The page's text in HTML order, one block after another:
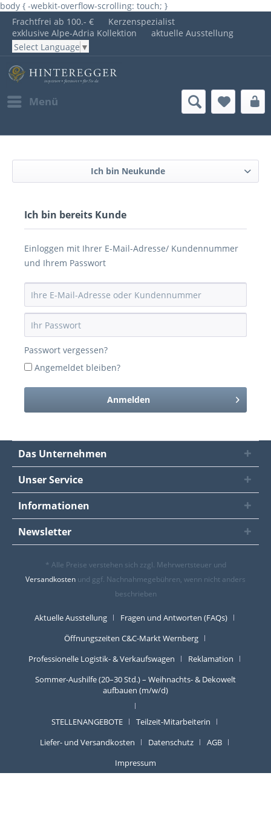
body { -webkit-overflow-scrolling: touch; }
Frachtfrei ab 100.- €
Kerzenspezialist
exklusive Alpe-Adria Kollektion
aktuelle Ausstellung
Select Language ▼
Menü
Ich bin Neukunde
Ich bin bereits Kunde
Einloggen mit Ihrer E-Mail-Adresse/ Kundennummer
und Ihrem Passwort
Passwort vergessen?
Angemeldet bleiben?
Anmelden
Das Unternehmen
Unser Service
Informationen
Newsletter
* Alle Preise verstehen sich zzgl. Mehrwertsteuer und
Versandkosten und ggf. Nachnahmegebühren, wenn nicht anders
beschrieben
Aktuelle Ausstellung
Fragen und Antworten (FAQs)
Öffnungszeiten C&C-Markt Wernberg
Professionelle Logistik- & Verkaufswagen
Reklamation
Sommer-Aushilfe (20–30 Std.) – Weihnachts- & Dekowelt
aufbauen (m/w/d)
STELLENANGEBOTE
Teilzeit-Mitarbeiterin
Liefer- und Versandkosten
Datenschutz
AGB
Impressum